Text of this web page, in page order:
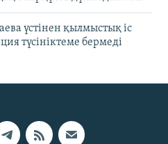
үстінен қылмыстық іс
түсініктеме бермеді